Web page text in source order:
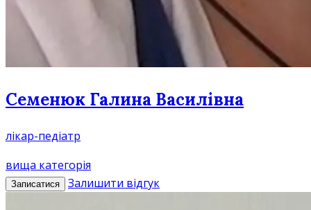
Семенюк Галина Василівна
лікар-педіатр
вища категорія
Записатися Залишити відгук